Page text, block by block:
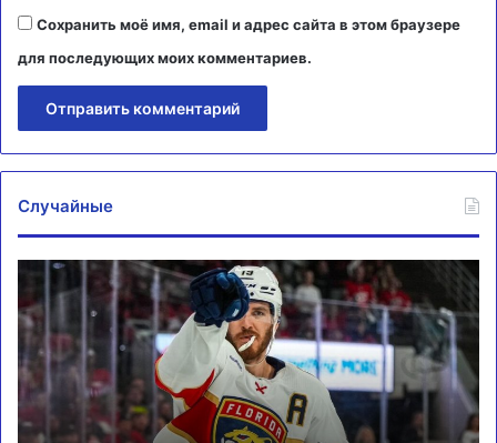
Сохранить моё имя, email и адрес сайта в этом браузере
для последующих моих комментариев.
Случайные
Ткачук
вернулся
в
состав
«Флориды»
после
травмы